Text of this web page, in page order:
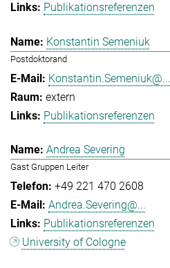
Publikationsreferenzen
Konstantin Semeniuk
Postdoktorand
Konstantin.Semeniuk@...
extern
Publikationsreferenzen
Andrea Severing
Gast Gruppen Leiter
+49 221 470 2608
Andrea.Severing@...
Publikationsreferenzen
University of Cologne